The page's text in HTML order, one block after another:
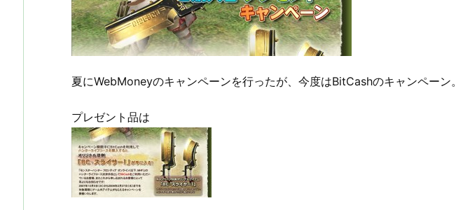
夏にWebMoneyのキャンペーンを行ったが、今度はBitCashのキャンペーン。
プレゼント品は